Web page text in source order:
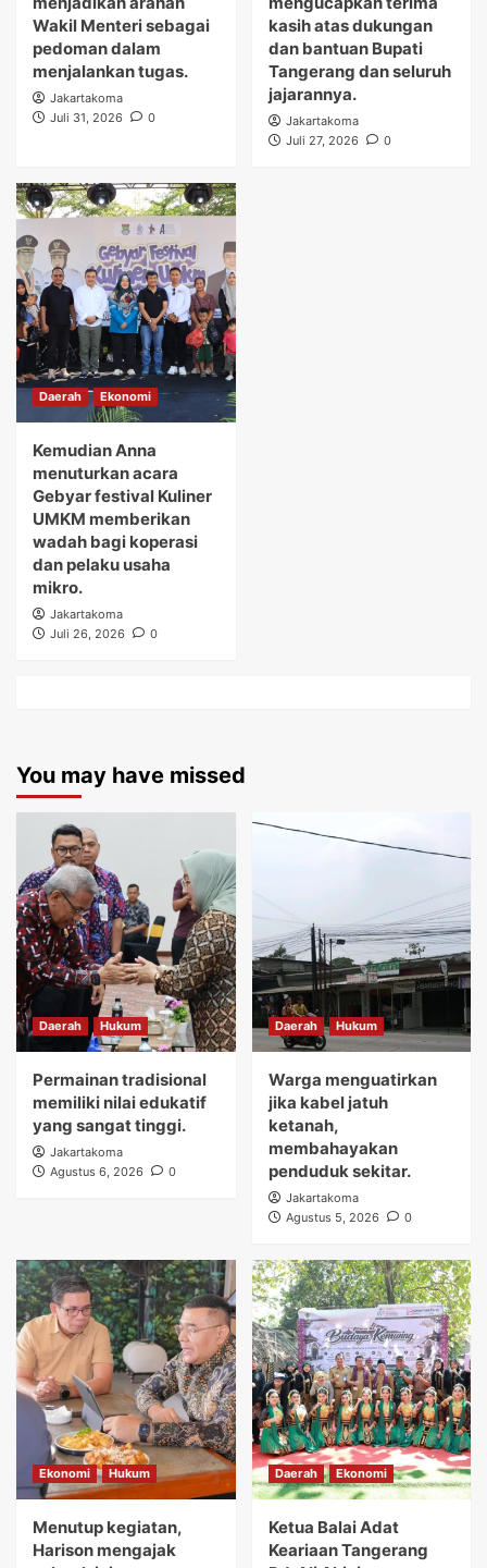
Wakil Menteri sebagai
pedoman dalam
menjalankan tugas.
Jakartakoma
Juli 31, 2026
0
kasih atas dukungan
dan bantuan Bupati
Tangerang dan seluruh
jajarannya.
Jakartakoma
Juli 27, 2026
0
Daerah Ekonomi
Kemudian Anna
menuturkan acara
Gebyar festival Kuliner
UMKM memberikan
wadah bagi koperasi
dan pelaku usaha
mikro.
Jakartakoma
Juli 26, 2026
0
You may have missed
Daerah Hukum
Permainan tradisional
memiliki nilai edukatif
yang sangat tinggi.
Jakartakoma
Agustus 6, 2026
0
Daerah Hukum
Warga menguatirkan
jika kabel jatuh
ketanah,
membahayakan
penduduk sekitar.
Jakartakoma
Agustus 5, 2026
0
Ekonomi Hukum
Menutup kegiatan,
Harison mengajak
Daerah Ekonomi
Ketua Balai Adat
Keariaan Tangerang